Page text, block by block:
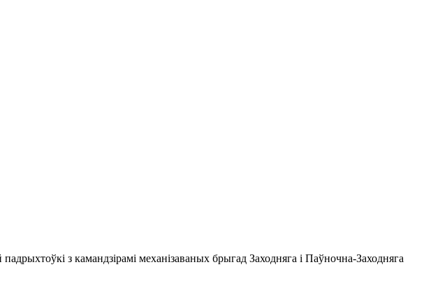
з камандзірамі механізаваных брыгад Заходняга і Паўночна-Заходняга